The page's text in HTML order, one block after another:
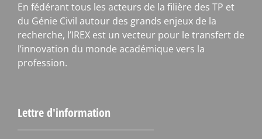
En fédérant tous les acteurs de la filière des TP et
du Génie Civil autour des grands enjeux de la
recherche, l’IREX est un vecteur pour le transfert de
l’innovation du monde académique vers la
profession.
Lettre d'information